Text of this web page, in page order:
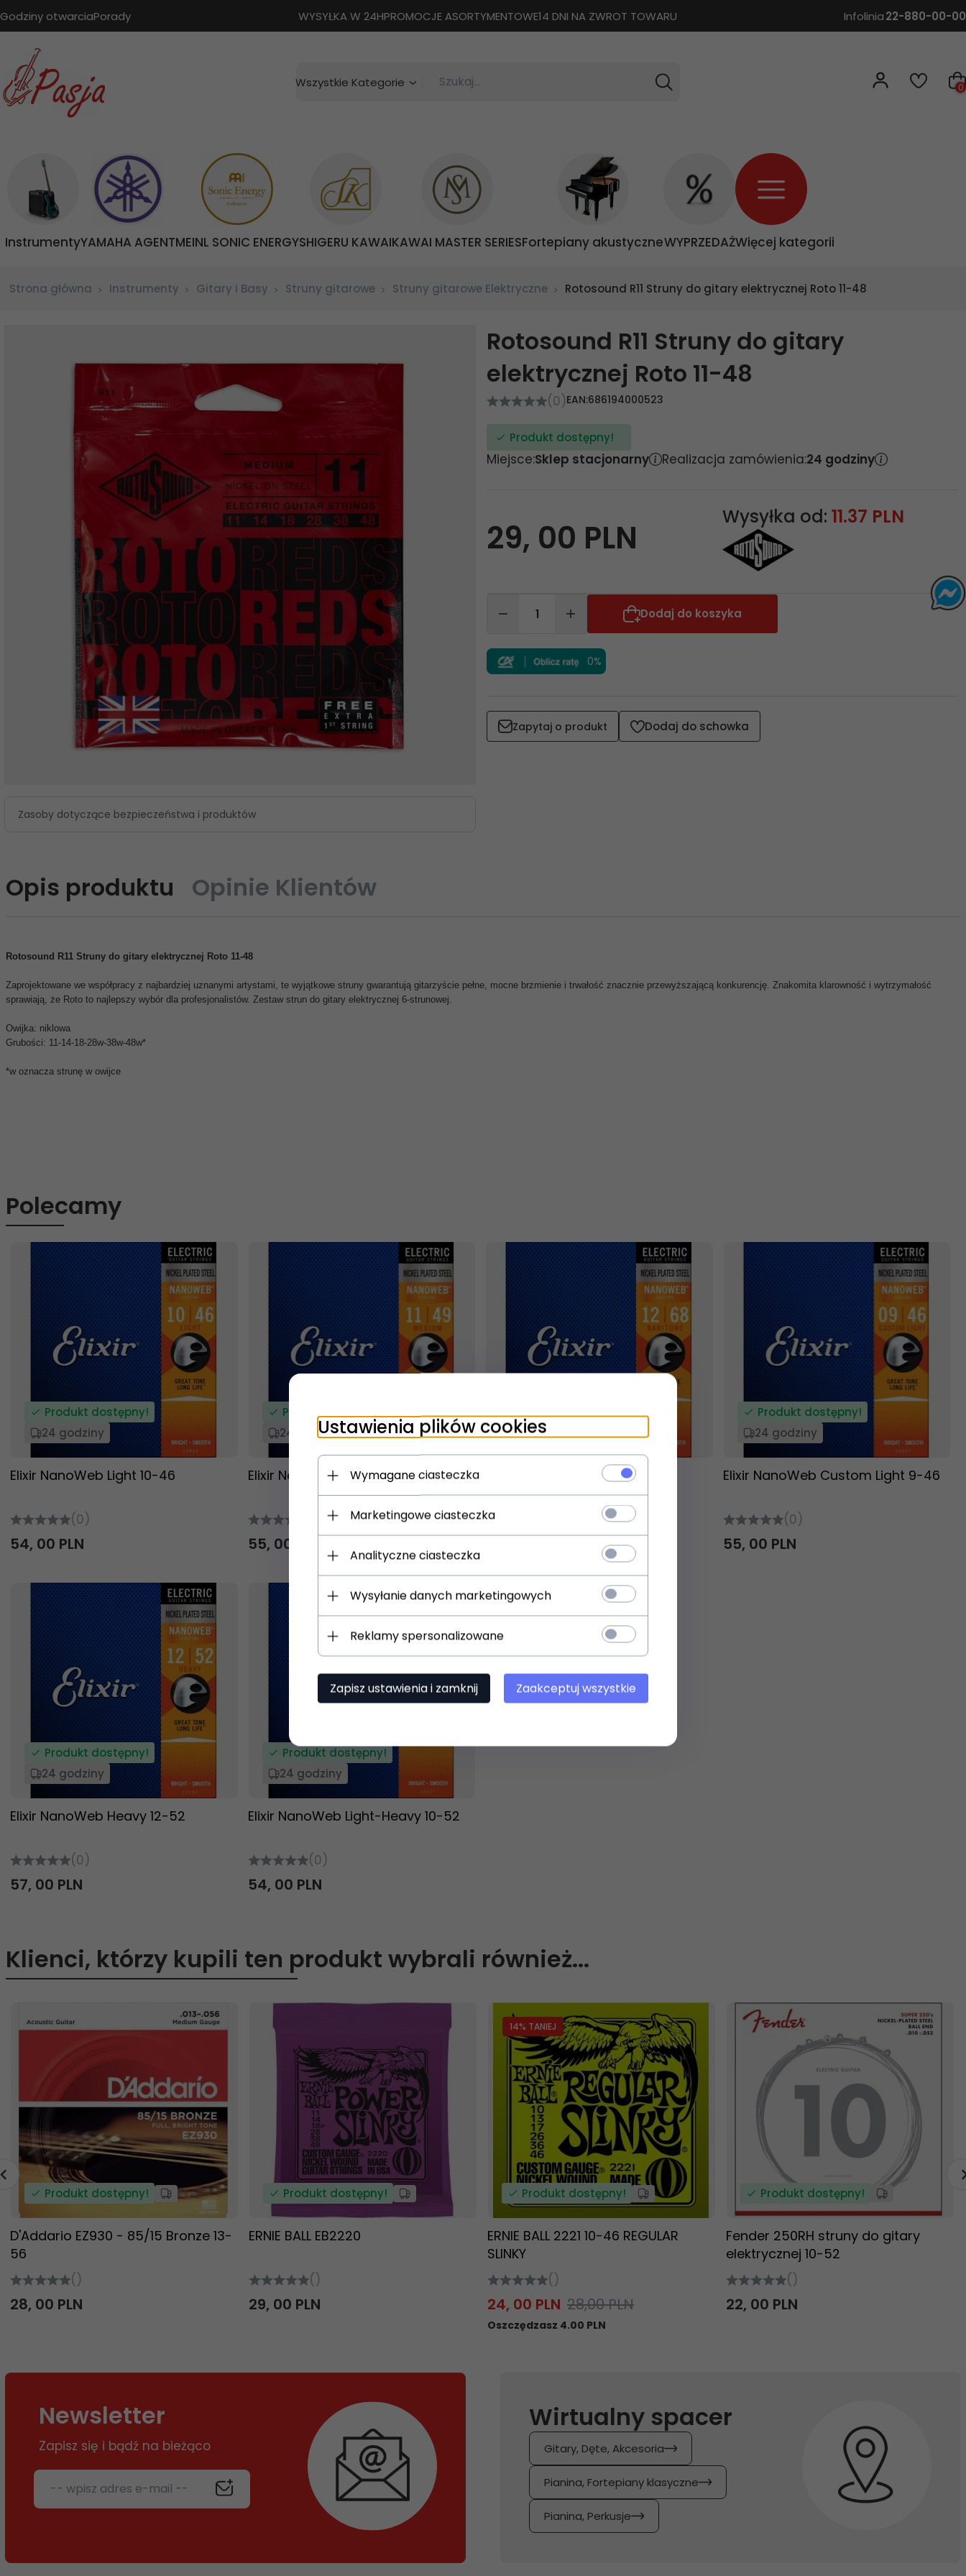
Godziny otwarciaPorady WYSYŁKA W 24HPROMOCJE ASORTYMENTOWE14 DNI NA ZWROT TOWARU Infolinia22-880-00-00
categories_searcher
Wszystkie Kategorie Szukaj... 0
InstrumentyYAMAHA AGENTMEINL SONIC ENERGYSHIGERU KAWAIKAWAI MASTER SERIESFortepiany akustyczneWYPRZEDAŻWięcej kategorii
Strona główna Instrumenty Gitary i Basy Struny gitarowe Struny gitarowe Elektryczne Rotosound R11 Struny do gitary elektrycznej Roto 11-48
Zasoby dotyczące bezpieczeństwa i produktów
Rotosound R11 Struny do gitary
elektrycznej Roto 11-48
(0)EAN:686194000523
Produkt dostępny!
Miejsce:Sklep stacjonarny Realizacja zamówienia:24 godziny
29, 00 PLN Wysyłka od: 11.37 PLN
Dodaj do koszyka
0%
Zapytaj o produkt Dodaj do schowka
Opis produktu Opinie Klientów
Rotosound R11 Struny do gitary elektrycznej Roto 11-48
Zaprojektowane we współpracy z najbardziej uznanymi artystami, te wyjątkowe struny gwarantują gitarzyście pełne, mocne brzmienie i trwałość znacznie przewyższającą konkurencję. Znakomita klarowność i wytrzymałość
sprawiają, że Roto to najlepszy wybór dla profesjonalistów. Zestaw strun do gitary elektrycznej 6-strunowej.
Owijka: niklowa
Grubości: 11-14-18-28w-38w-48w*
*w oznacza strunę w owijce
Polecamy
Produkt dostępny!
24 godziny
Elixir NanoWeb Light 10-46
(0)
54, 00 PLN
Produkt dostępny!
24 godziny
Elixir NanoWeb Medium 11-49
(0)
55, 00
Produkt dostępny!
24 godziny
Elixir NanoWeb Baritone 12-68
Produkt dostępny!
24 godziny
Elixir NanoWeb Custom Light 9-46
(0)
55, 00 PLN
Produkt dostępny!
24 godziny
Elixir NanoWeb Heavy 12-52
(0)
57, 00 PLN
Produkt dostępny!
24 godziny
Elixir NanoWeb Light-Heavy 10-52
(0)
54, 00 PLN
Klienci, którzy kupili ten produkt wybrali również...
Produkt dostępny!
D'Addario EZ930 - 85/15 Bronze 13-
56
()
28, 00 PLN
Produkt dostępny!
ERNIE BALL EB2220
()
29, 00 PLN
14% TANIEJ
Produkt dostępny!
ERNIE BALL 2221 10-46 REGULAR
SLINKY
()
24, 00 PLN 28,00 PLN
Oszczędzasz 4.00 PLN
Produkt dostępny!
Fender 250RH struny do gitary
elektrycznej 10-52
()
22, 00 PLN
Newsletter
Zapisz się i bądź na bieżąco
-- wpisz adres e-mail --
Wirtualny spacer
Gitary, Dęte, Akcesoria
Pianina, Fortepiany klasyczne
Pianina, Perkusje
Ustawienia plików cookies
Wymagane ciasteczka
Marketingowe ciasteczka
Analityczne ciasteczka
Wysyłanie danych marketingowych
Reklamy spersonalizowane
Zapisz ustawienia i zamknij Zaakceptuj wszystkie